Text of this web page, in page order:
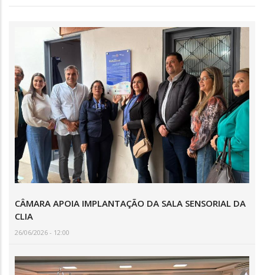
CÂMARA APOIA IMPLANTAÇÃO DA SALA SENSORIAL DA
CLIA
26/06/2026 - 12:00